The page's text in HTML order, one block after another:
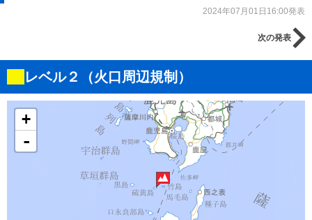
2024年07月01日16:00発表
次の発表
レベル２（火口周辺規制）
+
-